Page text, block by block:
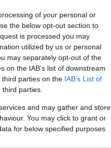
of your personal or
the below opt-out section to
is processed you may
utilized by us or personal
may separately opt-out of the
on the IAB’s list of downstream
parties on the IAB’s List of
parties.
and may gather and store
You may click to grant or
for below specified purposes